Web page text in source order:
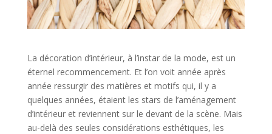
La décoration d’intérieur, à l’instar de la mode, est un
éternel recommencement. Et l’on voit année après
année ressurgir des matières et motifs qui, il y a
quelques années, étaient les stars de l’aménagement
d’intérieur et reviennent sur le devant de la scène. Mais
au-delà des seules considérations esthétiques, les